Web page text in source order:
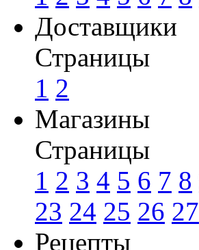
Доставщики
Страницы
1 2
Магазины
Страницы
1 2 3 4 5 6 7 8
23 24 25 26 27
Рецепты